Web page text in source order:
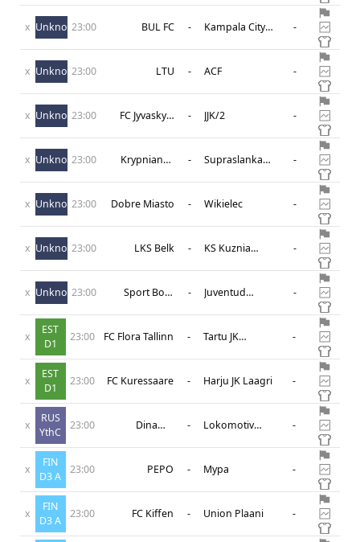
x Unknown23:00 BUL FC -
Kampala City
-
x Unknown23:00 LTU - ACF -
x Unknown23:00
FC Jyvaskyla
- JJK/2 -
x Unknown23:00
Krypnianka
-
Supraslanka
-
x Unknown23:00 Dobre Miasto - Wikielec -
x Unknown23:00 LKS Belk -
KS Kuznia
-
x Unknown23:00
Sport Boys
-
Juventud
-
x
EST
D1
23:00 FC Flora Tallinn -
Tartu JK
-
x
EST
D1
23:00 FC Kuressaare - Harju JK Laagri -
x
RUS
YthC
23:00
Dinamo
-
Lokomotiv
-
x
FIN
D3 A
23:00 PEPO - Mypa -
x
FIN
D3 A
23:00 FC Kiffen - Union Plaani -